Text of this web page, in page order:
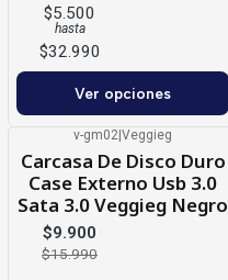
$5.500
hasta
$32.990
Ver opciones
v-gm02 Veggieg
Carcasa De Disco Duro
Case Externo Usb 3.0
Sata 3.0 Veggieg Negro
$9.900
$15.990